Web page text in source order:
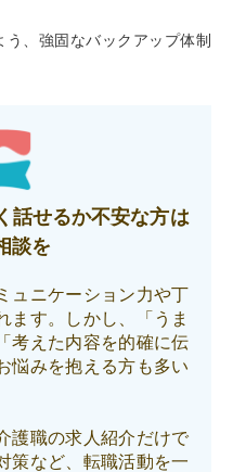
う、強固なバックアップ体制
話せるか不安な方は
談を
ュニケーション力や丁
ます。しかし、「うま
考えた内容を的確に伝
悩みを抱える方も多い
護職の求人紹介だけで
策など、転職活動を一